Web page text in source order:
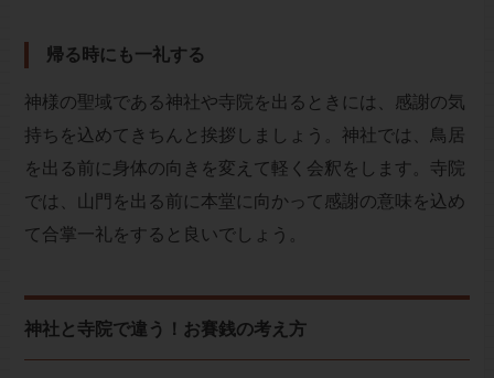
帰る時にも一礼する
神様の聖域である神社や寺院を出るときには、感謝の気
持ちを込めてきちんと挨拶しましょう。神社では、鳥居
を出る前に身体の向きを変えて軽く会釈をします。寺院
では、山門を出る前に本堂に向かって感謝の意味を込め
て合掌一礼をすると良いでしょう。
神社と寺院で違う！お賽銭の考え方